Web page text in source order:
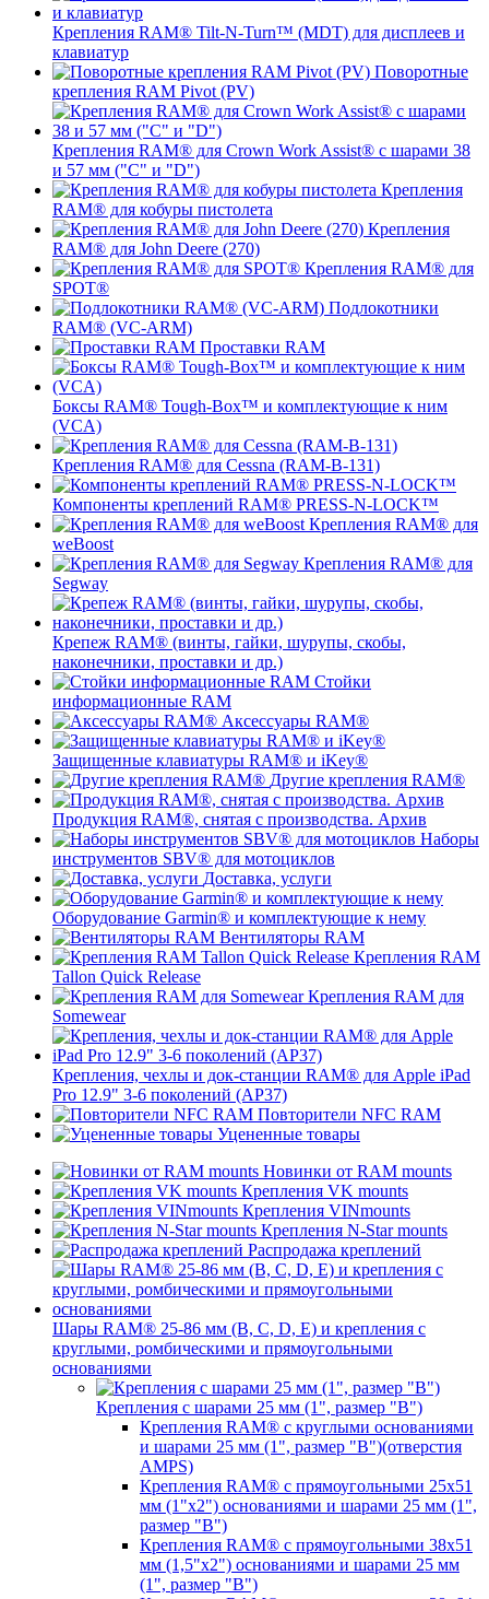
Крепления RAM® Tilt-N-Turn™ (MDT) для дисплеев и
клавиатур
Поворотные
крепления RAM Pivot (PV)
Крепления RAM® для Crown Work Assist® с шарами 38
и 57 мм ("C" и "D")
Крепления
RAM® для кобуры пистолета
Крепления
RAM® для John Deere (270)
Крепления RAM® для
SPOT®
Подлокотники
RAM® (VC-ARM)
Проставки RAM
Боксы RAM® Tough-Box™ и комплектующие к ним
(VCA)
Крепления RAM® для Cessna (RAM-B-131)
Компоненты креплений RAM® PRESS-N-LOCK™
Крепления RAM® для
weBoost
Крепления RAM® для
Segway
Крепеж RAM® (винты, гайки, шурупы, скобы,
наконечники, проставки и др.)
Стойки
информационные RAM
Аксессуары RAM®
Защищенные клавиатуры RAM® и iKey®
Другие крепления RAM®
Продукция RAM®, снятая с производства. Архив
Наборы
инструментов SBV® для мотоциклов
Доставка, услуги
Оборудование Garmin® и комплектующие к нему
Вентиляторы RAM
Крепления RAM
Tallon Quick Release
Крепления RAM для
Somewear
Крепления, чехлы и док-станции RAM® для Apple iPad
Pro 12.9" 3-6 поколений (AP37)
Повторители NFC RAM
Уцененные товары
Новинки от RAM mounts
Крепления VK mounts
Крепления VINmounts
Крепления N-Star mounts
Распродажа креплений
Шары RAM® 25-86 мм (B, C, D, E) и крепления с
круглыми, ромбическими и прямоугольными
основаниями
Крепления с шарами 25 мм (1", размер "B")
Крепления RAM® с круглыми основаниями
и шарами 25 мм (1", размер "B")(отверстия
AMPS)
Крепления RAM® с прямоугольными 25х51
мм (1"х2") основаниями и шарами 25 мм (1",
размер "B")
Крепления RAM® с прямоугольными 38х51
мм (1,5"х2") основаниями и шарами 25 мм
(1", размер "B")